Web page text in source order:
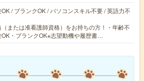
/ ブランクOK / パソコンスキル不要 / 英語力不
または准看護師資格）をお持ちの方！・年齢不
・ブランクOK※志望動機や履歴書…